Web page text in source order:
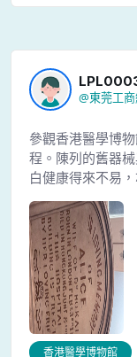
@東莞工
參觀香港醫學博
程。陳列的舊器
白健康得來不易
香港醫學博物館